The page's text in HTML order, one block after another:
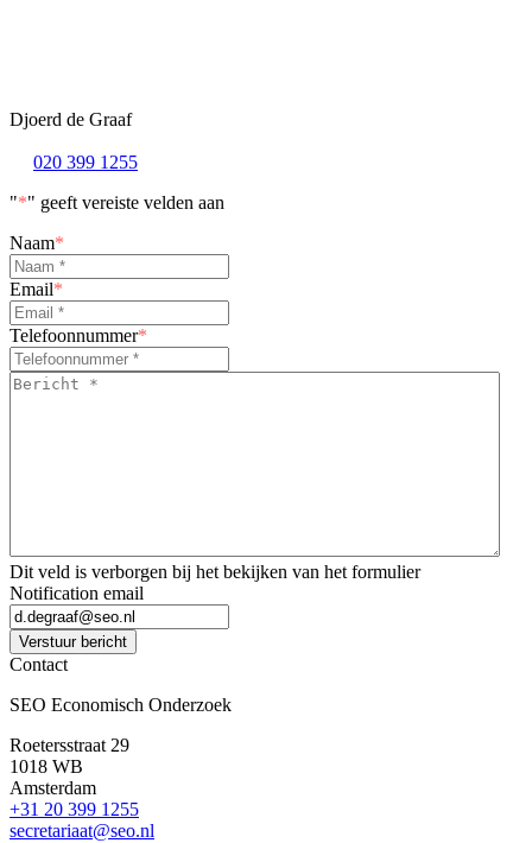
Djoerd de Graaf
020 399 1255
"*" geeft vereiste velden aan
Naam*
Email*
Telefoonnummer*
Bericht
Dit veld is verborgen bij het bekijken van het formulier
Notification email
Verstuur bericht
Contact
SEO Economisch Onderzoek
Roetersstraat 29
1018 WB
Amsterdam
+31 20 399 1255
secretariaat@seo.nl